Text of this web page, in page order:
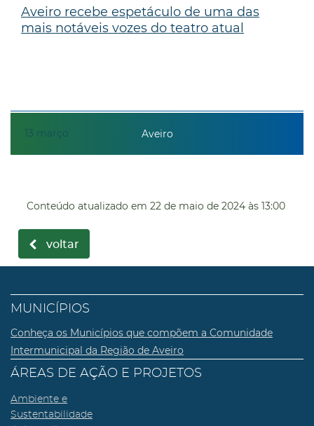
13 março
Aveiro recebe espetáculo de uma das
mais notáveis vozes do teatro atual
Aveiro
Conteúdo atualizado em 22 de maio de 2024 às 13:00
voltar
MUNICÍPIOS
Conheça os Municípios que compõem a Comunidade
Intermunicipal da Região de Aveiro
ÁREAS DE AÇÃO E PROJETOS
Ambiente e
Sustentabilidade